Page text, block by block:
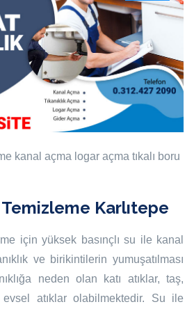
kanal açma logar açma tıkalı boru
Karlıtepe
için yüksek basınçlı su ile kanal
ve birikintilerin yumuşatılması
neden olan katı atıklar, taş,
atıklar olabilmektedir. Su ile